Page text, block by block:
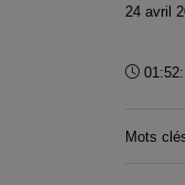
24 avril
Durée
Mots